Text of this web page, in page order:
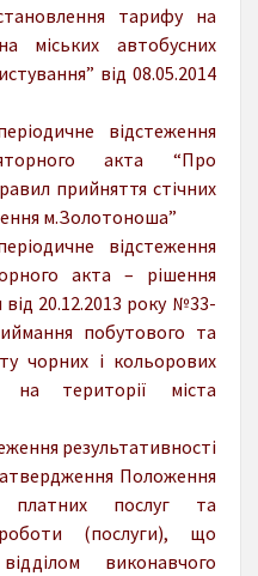
тарифу на
міських автобусних
від 08.05.2014
відстеження
акта “Про
прийняття стічних
м.Золотоноша”
відстеження
акта – рішення
від 20.12.2013 року №33-
побутового та
чорних і кольорових
території міста
результативності
Положення
послуг та
(послуги), що
виконавчого